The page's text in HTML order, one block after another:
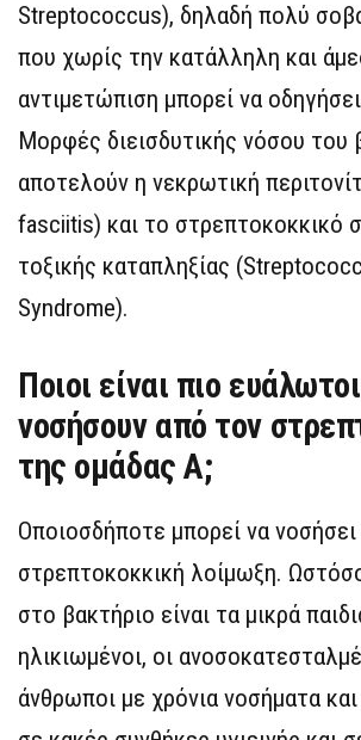
Streptococcus), δηλαδή πολύ
που χωρίς την κατάλληλη και
αντιμετώπιση μπορεί να
Μορφές διεισδυτικής νόσου του
αποτελούν η νεκρωτική
fasciitis) και το στρεπτοκοκκικό
τοξικής καταπληξίας
Syndrome).
Ποιοι είναι πιο
νοσήσουν από τον
της ομάδας Α;
Οποιοσδήποτε μπορεί να
στρεπτοκοκκική λοίμωξη.
στο βακτήριο είναι τα μικρά
ηλικιωμένοι, οι
άνθρωποι με χρόνια νοσήματα